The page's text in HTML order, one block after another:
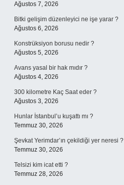
Ağustos 7, 2026
Bitki gelişim düzenleyici ne işe yarar ?
Ağustos 6, 2026
Konstrüksiyon borusu nedir ?
Ağustos 5, 2026
Avans yasal bir hak mıdır ?
Ağustos 4, 2026
300 kilometre Kaç Saat eder ?
Ağustos 3, 2026
Hunlar İstanbul’u kuşattı mı ?
Temmuz 30, 2026
Şevkat Yerimdar’ın çekildiği yer neresi ?
Temmuz 30, 2026
Telsizi kim icat etti ?
Temmuz 28, 2026